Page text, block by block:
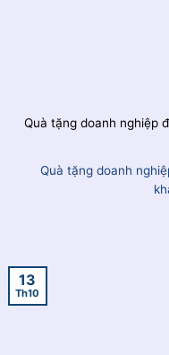
Quà tặng doanh nghiệp
Quà tặng doanh
13
Th10